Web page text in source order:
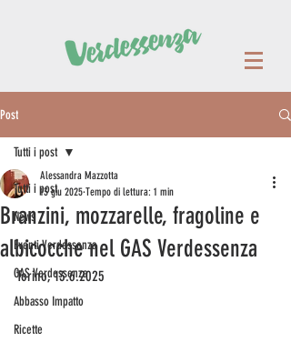
Post
Tutti i post
News
Eventi Verdessenza
GAS Verdessenza
Abbasso Impatto
Ricette
Tutti i post
Branzini, mozzarelle, fragoline e
albicocche nel GAS Verdessenza
Alessandra Mazzotta
13 giu 2025 Tempo di lettura: 1 min
Torino, 13.6.2025